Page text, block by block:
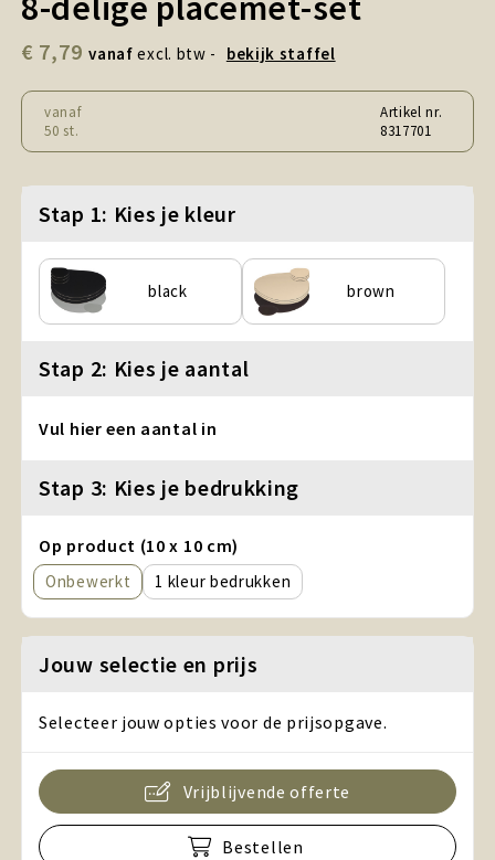
Snoepgoed en Koek
Sport, Spel en Speelgoed
Strand en Zomer
Tassen
Textiel, Kleding en Caps
€ 7,79 vanaf excl. btw - bekijk staffel
vanaf
50 st.
Artikel nr.
8317701
Stap 1: Kies je kleur
black brown
Stap 2: Kies je aantal
Vul hier een aantal in
Stap 3: Kies je bedrukking
Op product (10 x 10 cm)
Onbewerkt 1
Jouw selectie en prijs
Selecteer jouw opties voor de prijsopgave.
Vrijblijvende offerte
Bestellen